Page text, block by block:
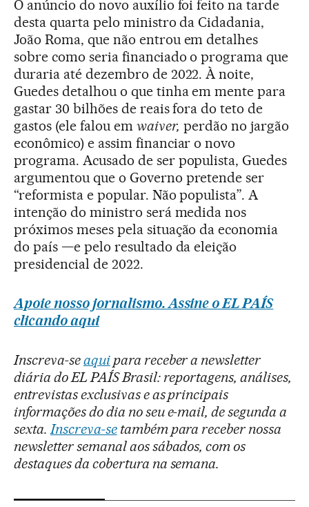
O anúncio do novo auxílio foi feito na tarde
desta quarta pelo ministro da Cidadania,
João Roma, que não entrou em detalhes
sobre como seria financiado o programa que
duraria até dezembro de 2022. À noite,
Guedes detalhou o que tinha em mente para
gastar 30 bilhões de reais fora do teto de
gastos (ele falou em waiver, perdão no jargão
econômico) e assim financiar o novo
programa. Acusado de ser populista, Guedes
argumentou que o Governo pretende ser
“reformista e popular. Não populista”. A
intenção do ministro será medida nos
próximos meses pela situação da economia
do país —e pelo resultado da eleição
presidencial de 2022.
Apoie nosso jornalismo. Assine o EL PAÍS
clicando aqui
Inscreva-seaquipara receber a newsletter
diária do EL PAÍS Brasil: reportagens, análises,
entrevistas exclusivas e as principais
informações do dia no seu e-mail, de segunda a
sexta. Inscreva-setambém para receber nossa
newsletter semanal aos sábados, com os
destaques da cobertura na semana.